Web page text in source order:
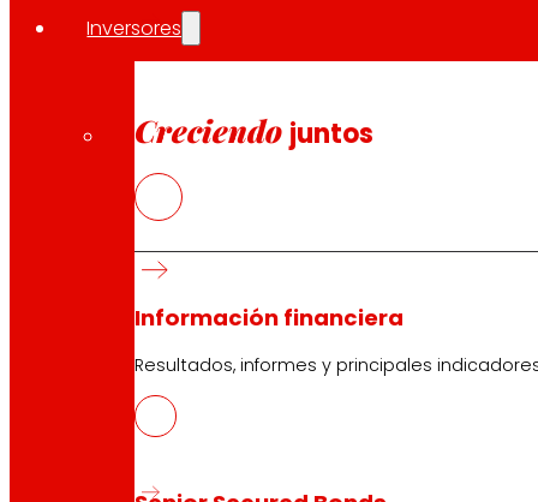
Inversores
Creciendo juntos
Información financiera
Resultados, informes y principales
Aportar valor y tener